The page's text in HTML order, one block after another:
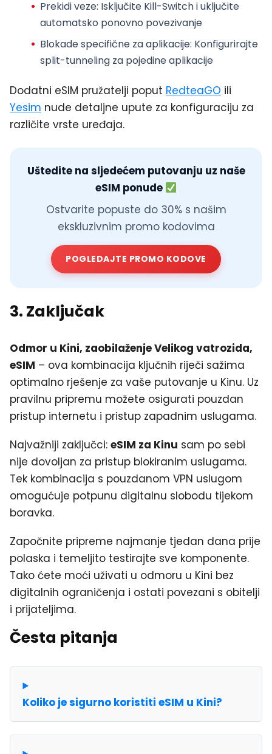
Prekidi veze: Isključite Kill-Switch i uključite
automatsko ponovno povezivanje
Blokade specifične za aplikacije: Konfigurirajte
split-tunneling za pojedine aplikacije
Dodatni eSIM pružatelji poput RedteaGO ili
Yesim nude detaljne upute za konfiguraciju za
različite vrste uređaja.
Uštedite na sljedećem putovanju uz naše
eSIM ponude
Ostvarite popuste do 30% s našim
ekskluzivnim promo kodovima
POGLEDAJTE PROMO KODOVE
3. Zaključak
Odmor u Kini, zaobilaženje Velikog vatrozida,
eSIM – ova kombinacija ključnih riječi sažima
optimalno rješenje za vaše putovanje u Kinu. Uz
pravilnu pripremu možete osigurati pouzdan
pristup internetu i pristup zapadnim uslugama.
Najvažniji zaključci: eSIM za Kinu sam po sebi
nije dovoljan za pristup blokiranim uslugama.
Tek kombinacija s pouzdanom VPN uslugom
omogućuje potpunu digitalnu slobodu tijekom
boravka.
Započnite pripreme najmanje tjedan dana prije
polaska i temeljito testirajte sve komponente.
Tako ćete moći uživati u odmoru u Kini bez
digitalnih ograničenja i ostati povezani s obitelji
i prijateljima.
Česta pitanja
Koliko je sigurno koristiti eSIM u Kini?